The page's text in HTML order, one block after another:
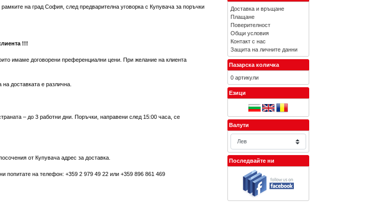
на град София, след предварителна уговорка с Купувача за поръчки
!!!
имаме договорени преференциални цени. При желание на клиента
доставката е различна.
– до 3 работни дни. Поръчки, направени след 15:00 часа, се
от Купувача адрес за доставка.
попитате на телефон: +359 2 979 49 22 или +359 896 861 469
Доставка и връщане
Плащане
Поверителност
Общи условия
Контакт с нас
Защита на личните данни
Пазарска количка
0 артикули
Езици
Валути
Последвайте ни